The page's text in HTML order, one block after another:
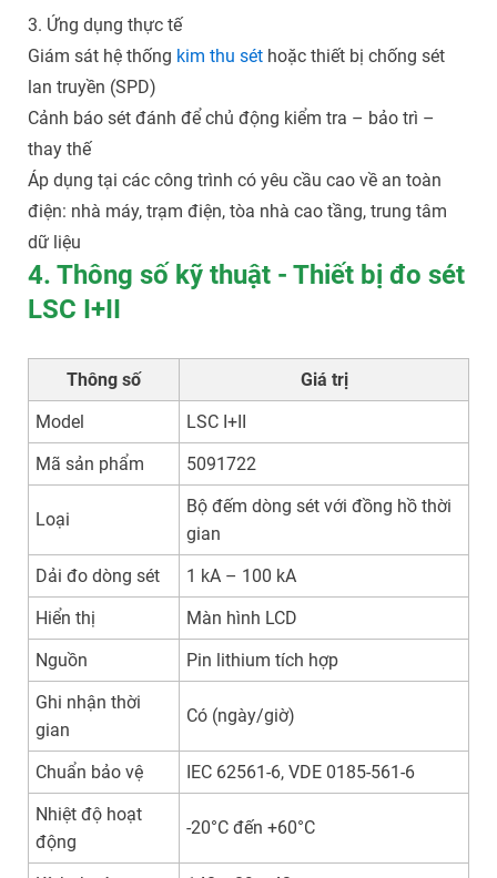
3. Ứng dụng thực tế
Giám sát hệ thống kim thu séthoặc thiết bị chống sét
lan truyền (SPD)
Cảnh báo sét đánh để chủ động kiểm tra – bảo trì –
thay thế
Áp dụng tại các công trình có yêu cầu cao về an toàn
điện: nhà máy, trạm điện, tòa nhà cao tầng, trung tâm
dữ liệu
4. Thông số kỹ thuật - Thiết bị đo sét
LSC I+II
Thông số
Giá trị
Model
LSC I+II
Mã sản phẩm
5091722
Loại
Bộ đếm dòng sét với đồng hồ thời
gian
Dải đo dòng sét
1 kA – 100 kA
Hiển thị
Màn hình LCD
Nguồn
Pin lithium tích hợp
Ghi nhận thời
gian
Có (ngày/giờ)
Chuẩn bảo vệ
IEC 62561-6, VDE 0185-561-6
Nhiệt độ hoạt
động
-20°C đến +60°C